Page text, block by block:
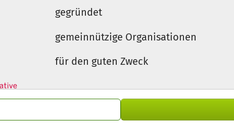
gegründet
gemeinnützige Organisationen
für den guten Zweck